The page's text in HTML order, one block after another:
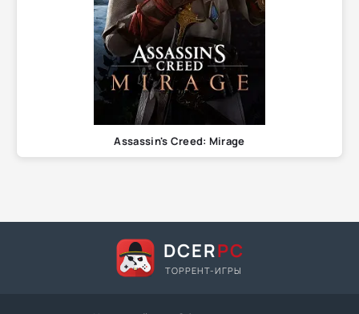
Assassin's Creed: Mirage
DCERPC
ТОРРЕНТ-ИГРЫ